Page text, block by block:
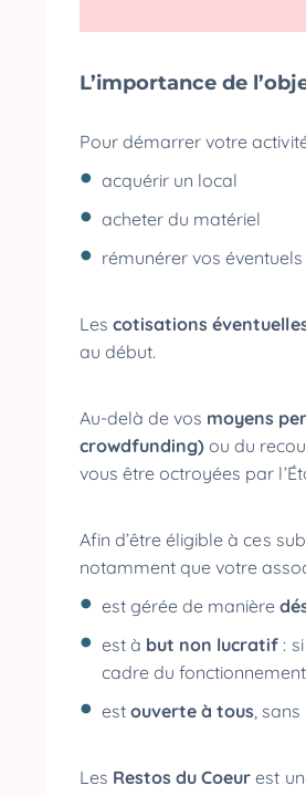
L’importance de
Pour démarrer votre
acquérir un local
acheter du matériel
rémunérer vos
Lescotisations
au début.
Au-delà de vos moyens
crowdfunding) ou du
vous être octroyées par
Afin d’être éligible à ces
notamment que votre
est gérée de manière
est à but non lucratif :
cadre du
estouverte à tous,
Les Restos du Coeur est